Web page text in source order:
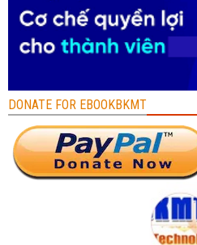
DONATE FOR EBOOKBKMT